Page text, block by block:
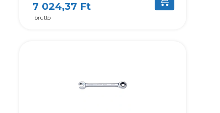
7 024,37 Ft
bruttó